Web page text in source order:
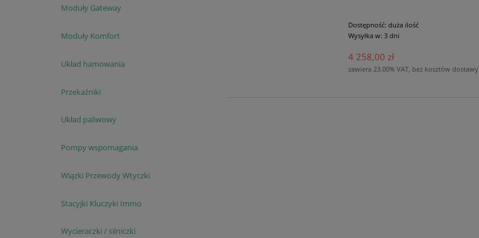
Moduły Gateway
Moduły Komfort
Układ hamowania
Przekaźniki
Układ paliwowy
Pompy wspomagania
Wiązki Przewody Wtyczki
Stacyjki Kluczyki Immo
Wycieraczki / silniczki
Dostępność: duża ilość
Wysyłka w: 3 dni
4 258,00 zł
zawiera 23.00% VAT, bez kosztów dostawy